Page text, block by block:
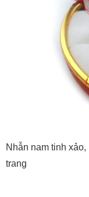
Nhẫn nam tinh xảo,
trang